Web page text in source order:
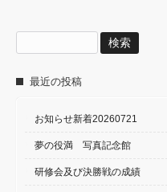
索:
最近の投稿
お知らせ新着20260721
夢の役満 写真記念館
研修会及び決勝戦の成績